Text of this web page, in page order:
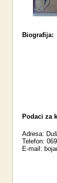
Biografija:
Podaci za
Adresa:
Telefon:
E-mail: